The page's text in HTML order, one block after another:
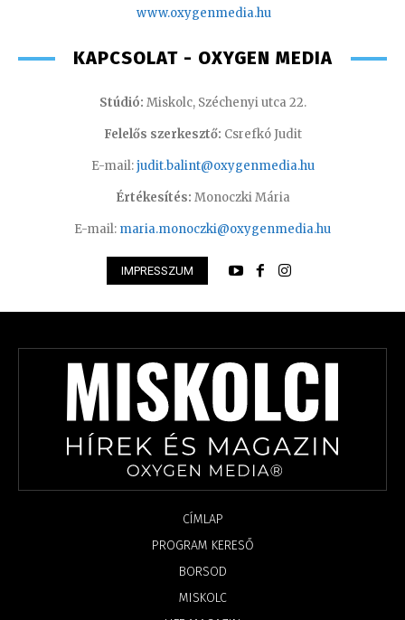
www.oxygenmedia.hu
KAPCSOLAT - OXYGEN MEDIA
Stúdió: Miskolc, Széchenyi utca 22.
Felelős szerkesztő: Csrefkó Judit
E-mail:judit.balint@oxygenmedia.hu
Értékesítés: Monoczki Mária
E-mail: maria.monoczki@oxygenmedia.hu
IMPRESSZUM
CÍMLAP
PROGRAM KERESŐ
BORSOD
MISKOLC